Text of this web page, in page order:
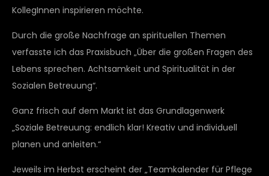
KollegInnen inspirieren möchte.
Durch die große Nachfrage an spirituellen Themen
verfasste ich das Praxisbuch „Über die großen Fragen des
Lebens sprechen. Achtsamkeit und Spiritualität in der
Sozialen Betreuung“.
Ganz frisch auf dem Markt ist das Grundlagenwerk
„Soziale Betreuung: endlich klar! Kreativ und individuell
planen und anleiten.“
Jeweils im Herbst erscheint der „Teamkalender für Pflege